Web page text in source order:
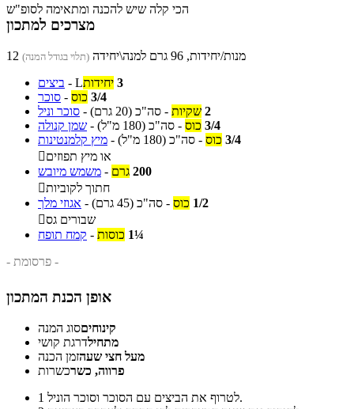
הכי קלה שיש להכנה ומתאימה לסופ"ש
מצרכים למתכון
12 מנות/יחידות, 96 גרם למנה\יחידה (תלוי בגודל המנה)
ביצים - 3 יחידותL
סוכר - 3/4 כוס
סוכר וניל - 2 שקיות - סה"כ (20 גרם)
שמן קנולה - 3/4 כוס - סה"כ (180 מ"ל)
מיץ קלמנטינות - 3/4 כוס - סה"כ (180 מ"ל)
או מיץ תפוזים
משמש מיובש - 200 גרם
חתוך לקוביות
אגוזי מלך - 1/2 כוס - סה"כ (45 גרם)
שבורים גס
קמח תופח - 1¼ כוסות
- פרסומת -
אופן הכנת המתכון
קינוחיםסוג המנה
מתחילדרגת קושי
מעל חצי שעהזמן הכנה
פרווה, כשרכשרות
1
לטרוף את הביצים עם הסוכר וסוכר הוניל.